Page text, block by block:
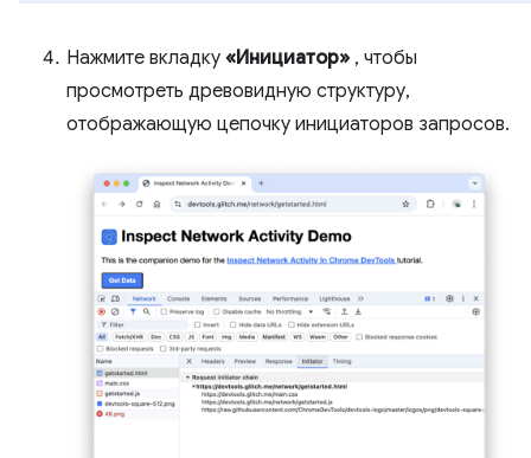
Нажмите вкладку «Инициатор» , чтобы
просмотреть древовидную структуру,
отображающую цепочку инициаторов запросов.